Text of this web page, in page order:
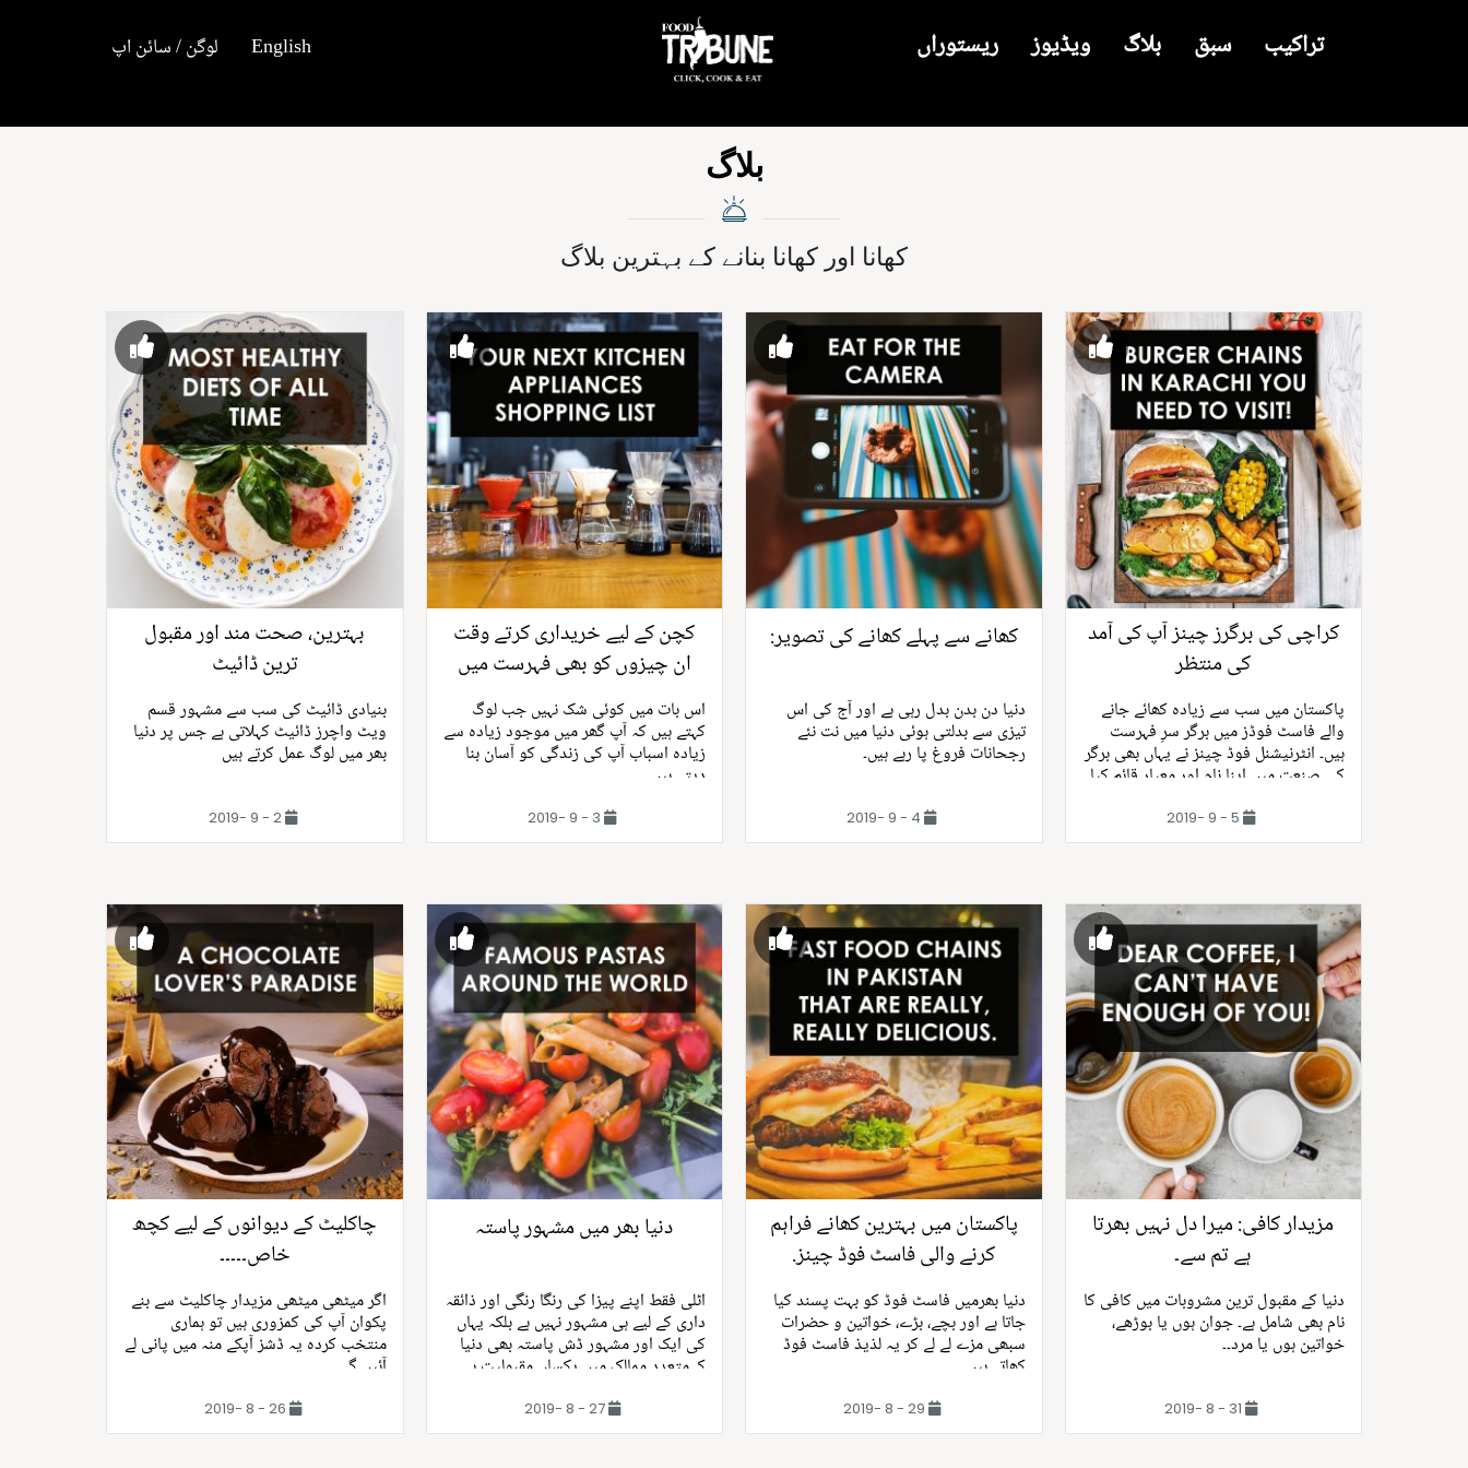
تراکیب سبق بلاگ ویڈیوز ریستوراں English لوگن / سائن اپ
بلاگ
کھانا اور کھانا بنانے کے بہترین بلاگ
کراچی کی برگرز چینز آپ کی آمد
کی منتظر
پاکستان میں سب سے زیادہ کھائے جانے
والے فاسٹ فوڈز میں برگر سرِ فہرست
ہیں۔ انٹرنیشنل فوڈ چینز نے یہاں بھی برگر
کی صنعت میں اپنا نام اور معیار قائم کیا.
5 - 9 -2019
کھانے سے پہلے کھانے کی تصویر:
دنیا دن بدن بدل رہی ہے اور آج کی اس
تیزی سے بدلتی ہوئی دنیا میں نت نئے
رجحانات فروغ پا رہے ہیں۔
4 - 9 -2019
کچن کے لیے خریداری کرتے وقت
ان چیزوں کو بھی فہرست میں
رکھیں
اس بات میں کوئی شک نہیں جب لوگ
کہتے ہیں کہ آپ گھر میں موجود زیادہ سے
زیادہ اسباب آپ کی زندگی کو آسان بنا
دیتے ہیں
3 - 9 -2019
بہترین، صحت مند اور مقبول
ترین ڈائیٹ
بنیادی ڈائیٹ کی سب سے مشہور قسم
ویٹ واچرز ڈائیٹ کہلاتی ہے جس پر دنیا
بھر میں لوگ عمل کرتے ہیں
2 - 9 -2019
مزیدار کافی: میرا دل نہیں بھرتا
ہے تم سے۔
دنیا کے مقبول ترین مشروبات میں کافی کا
نام بھی شامل ہے۔ جوان ہوں یا بوڑھے،
خواتین ہوں یا مرد۔۔
31 - 8 -2019
پاکستان میں بہترین کھانے فراہم
کرنے والی فاسٹ فوڈ چینز.
دنیا بھرمیں فاسٹ فوڈ کو بہت پسند کیا
جاتا ہے اور بچے، بڑے، خواتین و حضرات
سبھی مزے لے لے کر یہ لذیذ فاسٹ فوڈ
کھاتے ہیں۔
دنیا بھر میں مشہور پاستہ
اٹلی فقط اپنے پیزا کی رنگا رنگی اور ذائقہ
داری کے لیے ہی مشہور نہیں ہے بلکہ یہاں
کی ایک اور مشہور ڈش پاستہ بھی دنیا
کےمتعدد ممالک میں یکساں مقبولیت ہے
27 - 8 -2019
چاکلیٹ کے دیوانوں کے لیے کچھ
خاص۔۔۔۔۔
اگر میٹھی میٹھی مزیدار چاکلیٹ سے بنے
پکوان آپ کی کمزوری ہیں تو ہماری
منتخب کردہ یہ ڈشز آپکے منہ میں پانی لے
آئیں گی